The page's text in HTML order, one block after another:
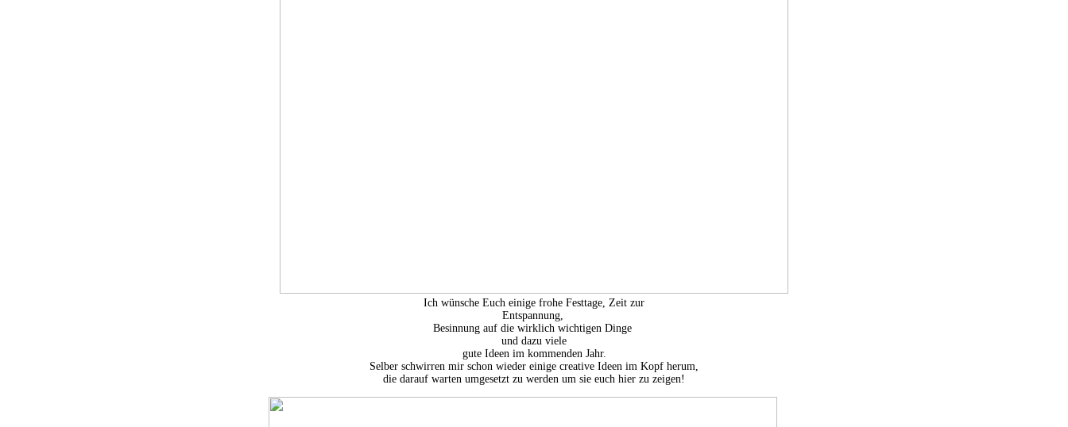
Ich wünsche Euch einige frohe Festtage, Zeit zur
Entspannung,
Besinnung auf die wirklich wichtigen Dinge
und dazu viele
gute Ideen im kommenden Jahr.
Selber schwirren mir schon wieder einige creative Ideen im Kopf herum,
die darauf warten umgesetzt zu werden um sie euch hier zu zeigen!